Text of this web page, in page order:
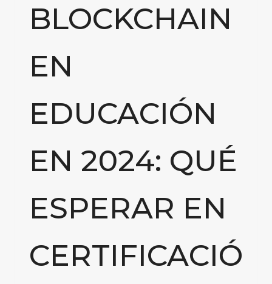
BLOCKCHAIN
EN
EDUCACIÓN
EN 2024: QUÉ
ESPERAR EN
CERTIFICACIÓ